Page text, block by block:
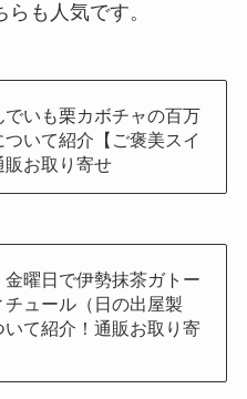
も人気です。
でいも栗カボチャの百万
ついて紹介【ご褒美スイ
販お取り寄せ
金曜日で伊勢抹茶ガトー
チュール（日の出屋製
いて紹介！通販お取り寄